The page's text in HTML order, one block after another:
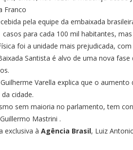
Franco
pela equipe da embaixada
casos para cada 100 mil habitantes,
foi a unidade mais prejudicada,
Santista é alvo de uma nova
Varella explica que o
cidade.
sem maioria no parlamento, tem
Mastrini .
exclusiva à Agência Brasil, Luiz